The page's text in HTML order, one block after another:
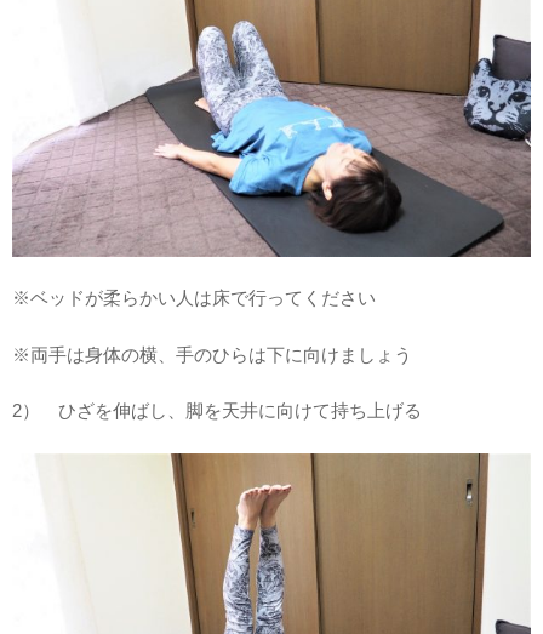
※ベッドが柔らかい人は床で行ってください
※両手は身体の横、手のひらは下に向けましょう
2） ひざを伸ばし、脚を天井に向けて持ち上げる